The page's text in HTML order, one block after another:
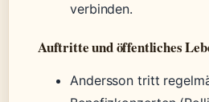
verbinden.
Auftritte und öffentliches
Andersson tritt